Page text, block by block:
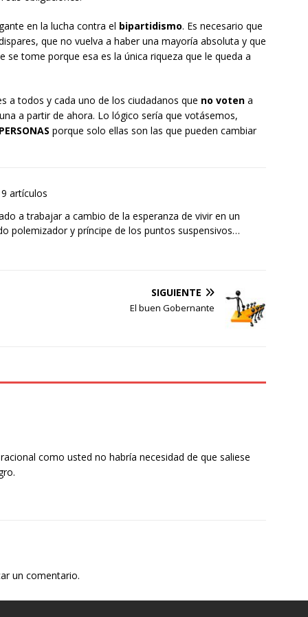
en la lucha contra el bipartidismo. Es necesario que
que no vuelva a haber una mayoría absoluta y que
tome porque esa es la única riqueza que le queda a
a todos y cada uno de los ciudadanos que no voten a
a partir de ahora. Lo lógico sería que votásemos,
porque solo ellas son las que pueden cambiar
9 artículos
a trabajar a cambio de la esperanza de vivir en un
polemizador y príncipe de los puntos suspensivos…
SIGUIENTE
El buen Gobernante
como usted no habría necesidad de que saliese
un comentario.